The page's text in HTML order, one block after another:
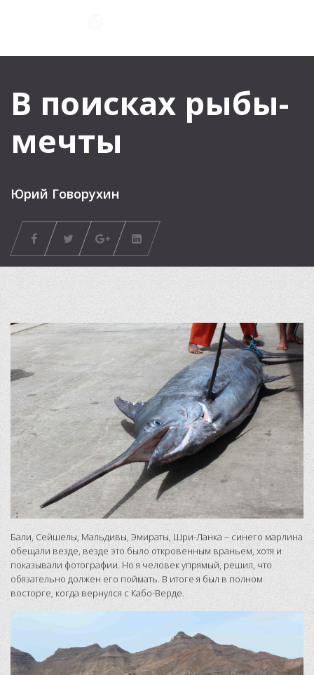
В поисках рыбы-
мечты
Юрий Говорухин
Бали, Сейшелы, Мальдивы, Эмираты, Шри-Ланка – синего марлина
обещали везде, везде это было откровенным враньем, хотя и
показывали фотографии. Но я человек упрямый, решил, что
обязательно должен его поймать. В итоге я был в полном
восторге, когда вернулся с Кабо-Верде.